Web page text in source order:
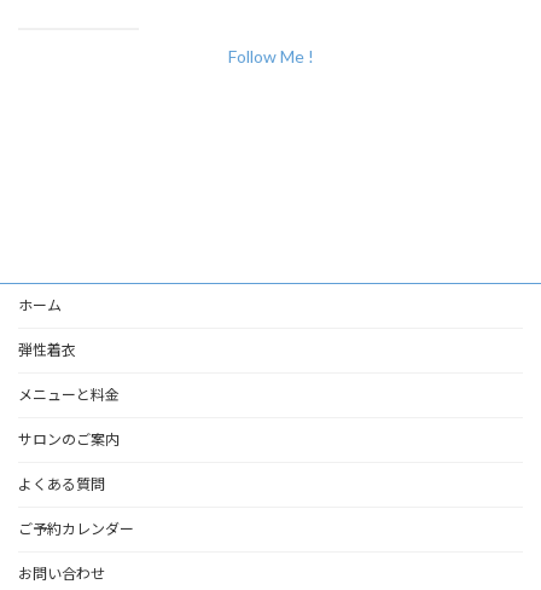
Follow Me !
ホーム
弾性着衣
メニューと料金
サロンのご案内
よくある質問
ご予約カレンダー
お問い合わせ